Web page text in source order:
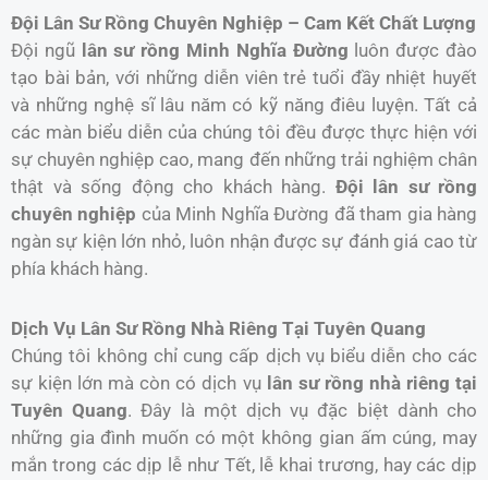
Đội Lân Sư Rồng Chuyên Nghiệp – Cam Kết Chất Lượng
Đội ngũ lân sư rồng Minh Nghĩa Đường luôn được đào
tạo bài bản, với những diễn viên trẻ tuổi đầy nhiệt huyết
và những nghệ sĩ lâu năm có kỹ năng điêu luyện. Tất cả
các màn biểu diễn của chúng tôi đều được thực hiện với
sự chuyên nghiệp cao, mang đến những trải nghiệm chân
thật và sống động cho khách hàng. Đội lân sư rồng
chuyên nghiệp của Minh Nghĩa Đường đã tham gia hàng
ngàn sự kiện lớn nhỏ, luôn nhận được sự đánh giá cao từ
phía khách hàng.
Dịch Vụ Lân Sư Rồng Nhà Riêng Tại Tuyên Quang
Chúng tôi không chỉ cung cấp dịch vụ biểu diễn cho các
sự kiện lớn mà còn có dịch vụ lân sư rồng nhà riêng tại
Tuyên Quang. Đây là một dịch vụ đặc biệt dành cho
những gia đình muốn có một không gian ấm cúng, may
mắn trong các dịp lễ như Tết, lễ khai trương, hay các dịp